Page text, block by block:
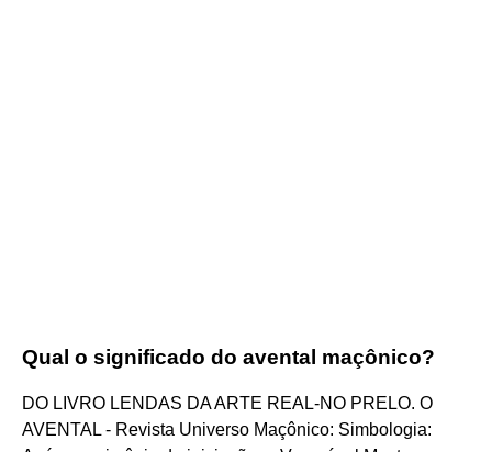
Qual o significado do avental maçônico?
DO LIVRO LENDAS DA ARTE REAL-NO PRELO. O
AVENTAL - Revista Universo Maçônico: Simbologia: